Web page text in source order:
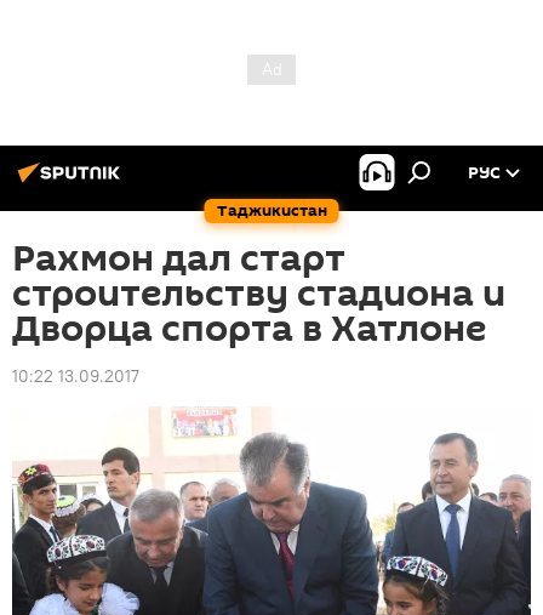
Таджикистан
РУС
Рахмон дал старт
строительству стадиона и
Дворца спорта в Хатлоне
10:22 13.09.2017